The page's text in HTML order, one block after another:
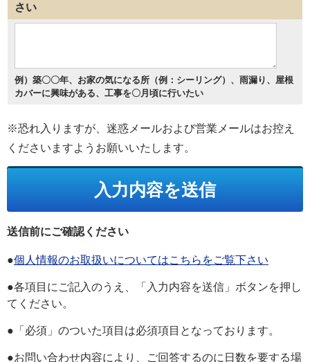
さい
例）築〇〇年、お家の気になる所（例：シーリング）、雨漏り、屋根
カバーに興味がある、工事を〇月頃に行いたい
※恐れ入りますが、迷惑メールおよび営業メールはお控え
くださいますようお願いいたします。
送信前にご確認ください
●個人情報のお取扱いについてはこちらをご覧下さい
●各項目にご記入のうえ、「入力内容を送信」ボタンを押し
てください。
●「必須」のついた項目は必須項目となっております。
●お問い合わせ内容により、ご回答するのに日数を要する場